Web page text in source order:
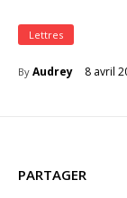
Lettres
By Audrey 8 avril
PARTAGER